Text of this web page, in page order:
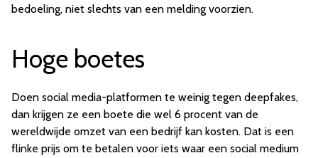
bedoeling, niet slechts van een melding voorzien.
Hoge boetes
Doen social media-platformen te weinig tegen deepfakes,
dan krijgen ze een boete die wel 6 procent van de
wereldwijde omzet van een bedrijf kan kosten. Dat is een
flinke prijs om te betalen voor iets waar een social medium